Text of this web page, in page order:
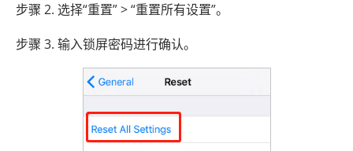
步骤 2. 选择“重置” > “重置所有设置”。
步骤 3. 输入锁屏密码进行确认。